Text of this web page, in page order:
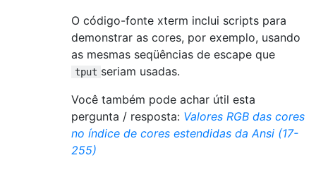
O código-fonte xterm inclui scripts para
demonstrar as cores, por exemplo, usando
as mesmas seqüências de escape que
tput seriam usadas.
Você também pode achar útil esta
pergunta / resposta: Valores RGB das cores
no índice de cores estendidas da Ansi (17-
255)